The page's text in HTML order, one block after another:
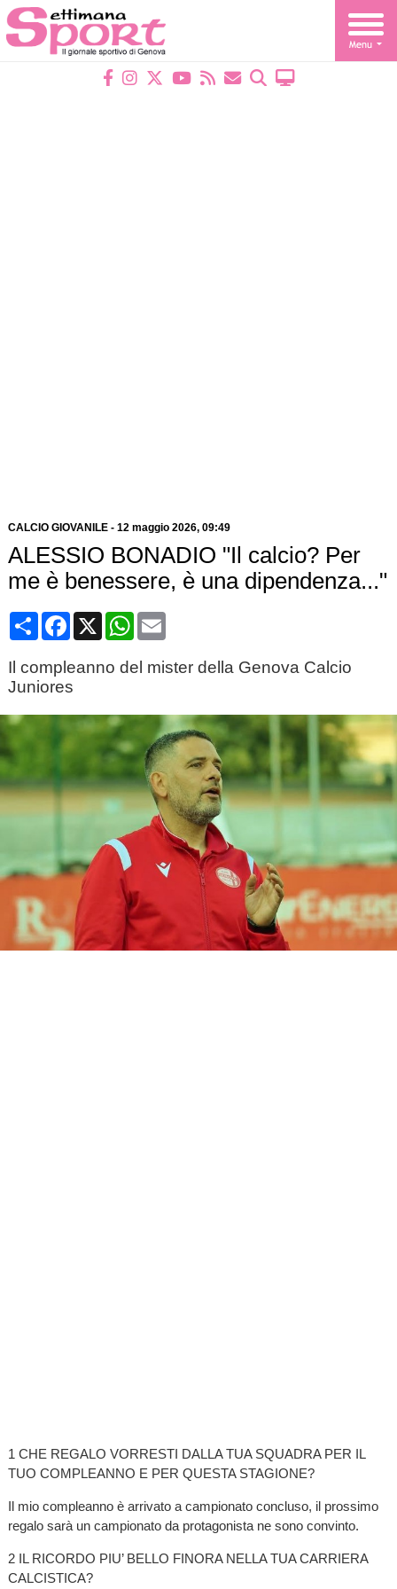
CALCIO GIOVANILE- 12 maggio 2026, 09:49
ALESSIO BONADIO "Il calcio? Per
me è benessere, è una dipendenza..."
CondividiFacebook
X WhatsApp
Email
Il compleanno del mister della Genova Calcio
Juniores
1 CHE REGALO VORRESTI DALLA TUA SQUADRA PER IL
TUO COMPLEANNO E PER QUESTA STAGIONE?
Il mio compleanno è arrivato a campionato concluso, il prossimo
regalo sarà un campionato da protagonista ne sono convinto.
2 IL RICORDO PIU’ BELLO FINORA NELLA TUA CARRIERA
CALCISTICA?